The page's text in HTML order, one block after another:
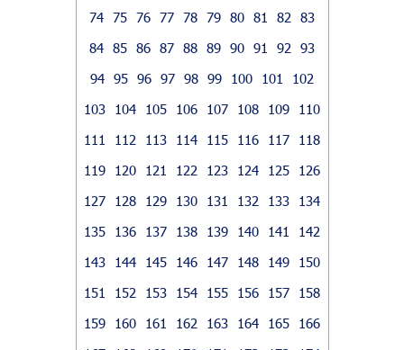
74 75 76 77 78 79 80 81 82
83
84 85 86 87 88 89 90 91 92
93
94 95 96 97 98 99 100 101
102
103
104 105 106 107 108 109
110
111
112 113 114 115 116 117
118
119
120 121 122 123 124 125
126
127
128 129 130 131 132 133
134
135
136 137 138 139 140 141
142
143
144 145 146 147 148 149
150
151
152 153 154 155 156 157
158
159
160 161 162 163 164 165
166